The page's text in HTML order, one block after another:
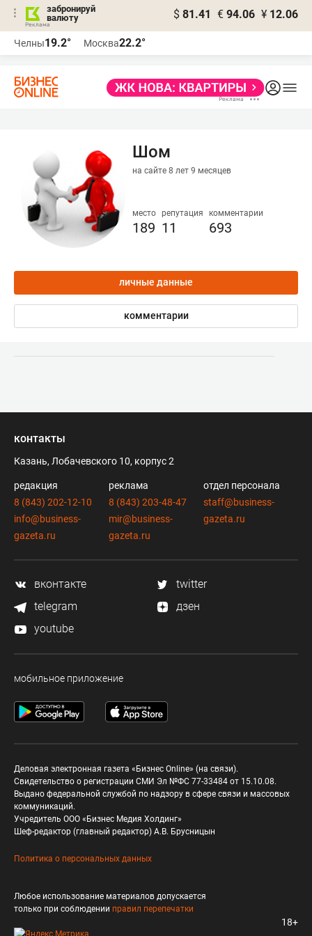
забронируй
валюту
$ 81.41 € 94.06 ¥ 12.06
Челны19.2° Москва22.2°
Шом
на сайте 8 лет 9 месяцев
место
189
репутация
11
комментарии
693
личные данные
комментарии
контакты
Казань, Лобачевского 10, корпус 2
редакция
8 (843) 202-12-10
info@business-
gazeta.ru
реклама
8 (843) 203-48-47
mir@business-
gazeta.ru
отдел персонала
staff@business-
gazeta.ru
вконтакте
twitter
telegram
дзен
youtube
мобильное приложение
Деловая электронная газета «Бизнес Online» (на связи).
Свидетельство о регистрации СМИ Эл №ФС 77-33484 от 15.10.08.
Выдано федеральной службой по надзору в сфере связи и массовых
коммуникаций.
Учредитель ООО «Бизнес Медия Холдинг»
Шеф-редактор (главный редактор) А.В. Брусницын
Политика о персональных данных
Любое использование материалов допускается
только при соблюдении правил перепечатки
18+